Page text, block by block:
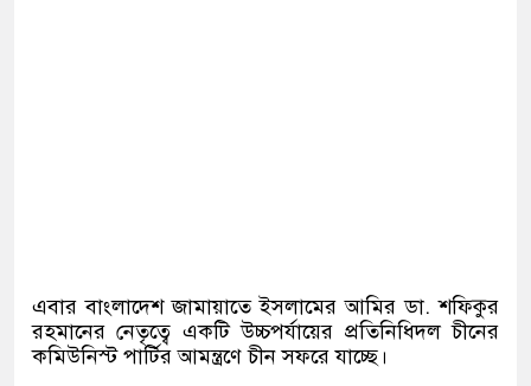
এবার বাংলাদেশ জামায়াতে ইসলামের আমির ডা. শফিকুর
রহমানের নেতৃত্বে একটি উচ্চপর্যায়ের প্রতিনিধিদল চীনের
কমিউনিস্ট পার্টির আমন্ত্রণে চীন সফরে যাচ্ছে।